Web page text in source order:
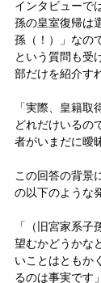
インタビューで
孫の皇室復帰は
孫（！）」なの
という質問も受
部だけを紹介す
「実際、皇籍
どれだけいるの
者がいまだに曖
この回答の背景
の以下のような
「（旧宮家系子
望むかどうかな
いことはともか
るのは事実です